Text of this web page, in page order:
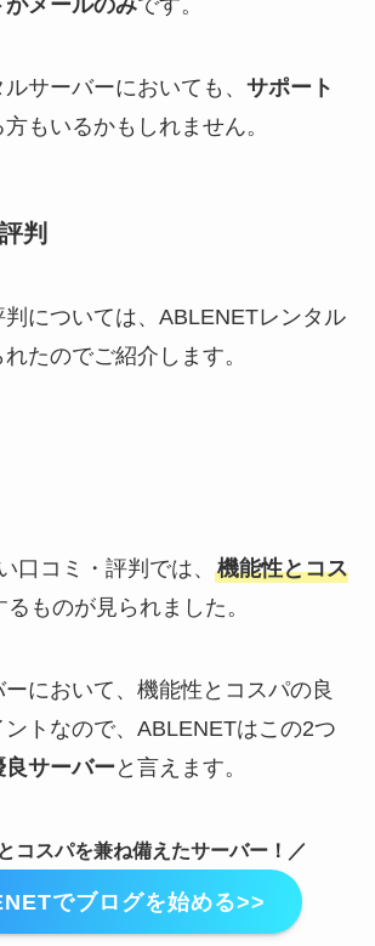
サーバーにおいても、 サポート
もいるかもしれません。
判
については、ABLENETレンタル
たのでご紹介します。
口コミ・評判では、 機能性とコス
るものが見られました。
において、機能性とコスパの良
トなので、ABLENETはこの2つ
良サーバーと言えます。
コスパを兼ね備えたサーバー！／
でブログを始める>>